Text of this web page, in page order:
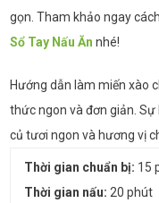
gọn. Tham khảo ngay
Sổ Tay Nấu Ăn nhé!
Hướng dẫn làm miến xào
thức ngon và đơn giản.
củ tươi ngon và hương vị
Thời gian chuẩn bị: 15
Thời gian nấu: 20 phút